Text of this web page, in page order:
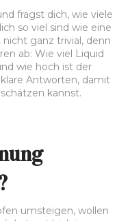
fragst dich, wie viele
so viel sind wie eine
ganz trivial, denn
ab: Wie viel Liquid
wie hoch ist der
Antworten, damit
kannst.
umsteigen, wollen